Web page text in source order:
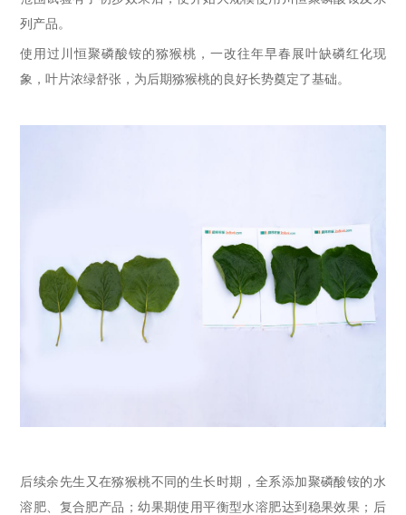
列产品。
使用过 川恒聚磷酸铵的猕猴桃，一改往年早春展叶缺磷红化现
象 ，叶片浓绿舒张，为后期猕猴桃的良好长势奠定了基础。
后续余 先生 又在猕猴桃不同 的生长 时期，全系添加聚磷酸铵的水
溶肥、复合肥产品 ； 幼果期使用平衡型水溶肥达到稳果效果 ； 后